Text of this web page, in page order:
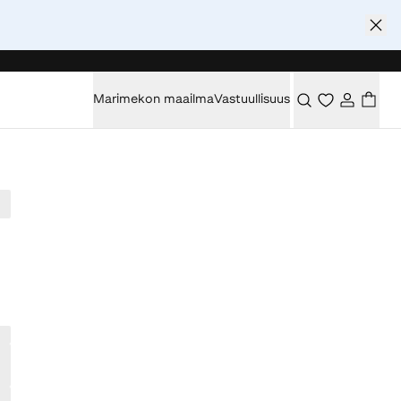
Marimekon maailmaVastuullisuus